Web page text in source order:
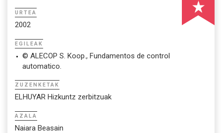
URTEA
2002
EGILEAK
© ALECOP S. Koop., Fundamentos de control
automatico.
ZUZENKETAK
ELHUYAR Hizkuntz zerbitzuak
AZALA
Naiara Beasain